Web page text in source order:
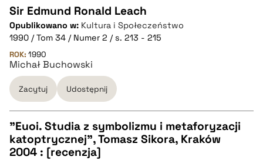
CZYSTY TEKST
pobierz cytat
BIBTEX
pobierz cytat
Sir Edmund Ronald Leach
Opublikowano w: Kultura i Społeczeństwo
1990 / Tom 34 / Numer 2 / s. 213 - 215
ROK: 1990
Michał Buchowski
Zacytuj Udostępnij
CZYSTY TEKST
"Euoi. Studia z symbolizmu i metaforyzacji
katoptrycznej", Tomasz Sikora, Kraków
2004 : [recenzja]